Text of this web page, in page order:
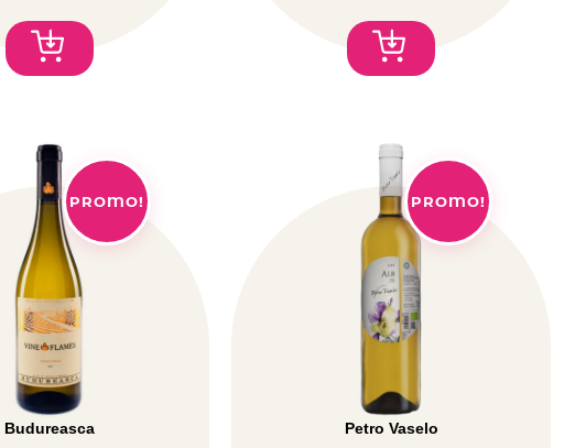
PROMO!
Budureasca
PROMO!
Petro Vaselo